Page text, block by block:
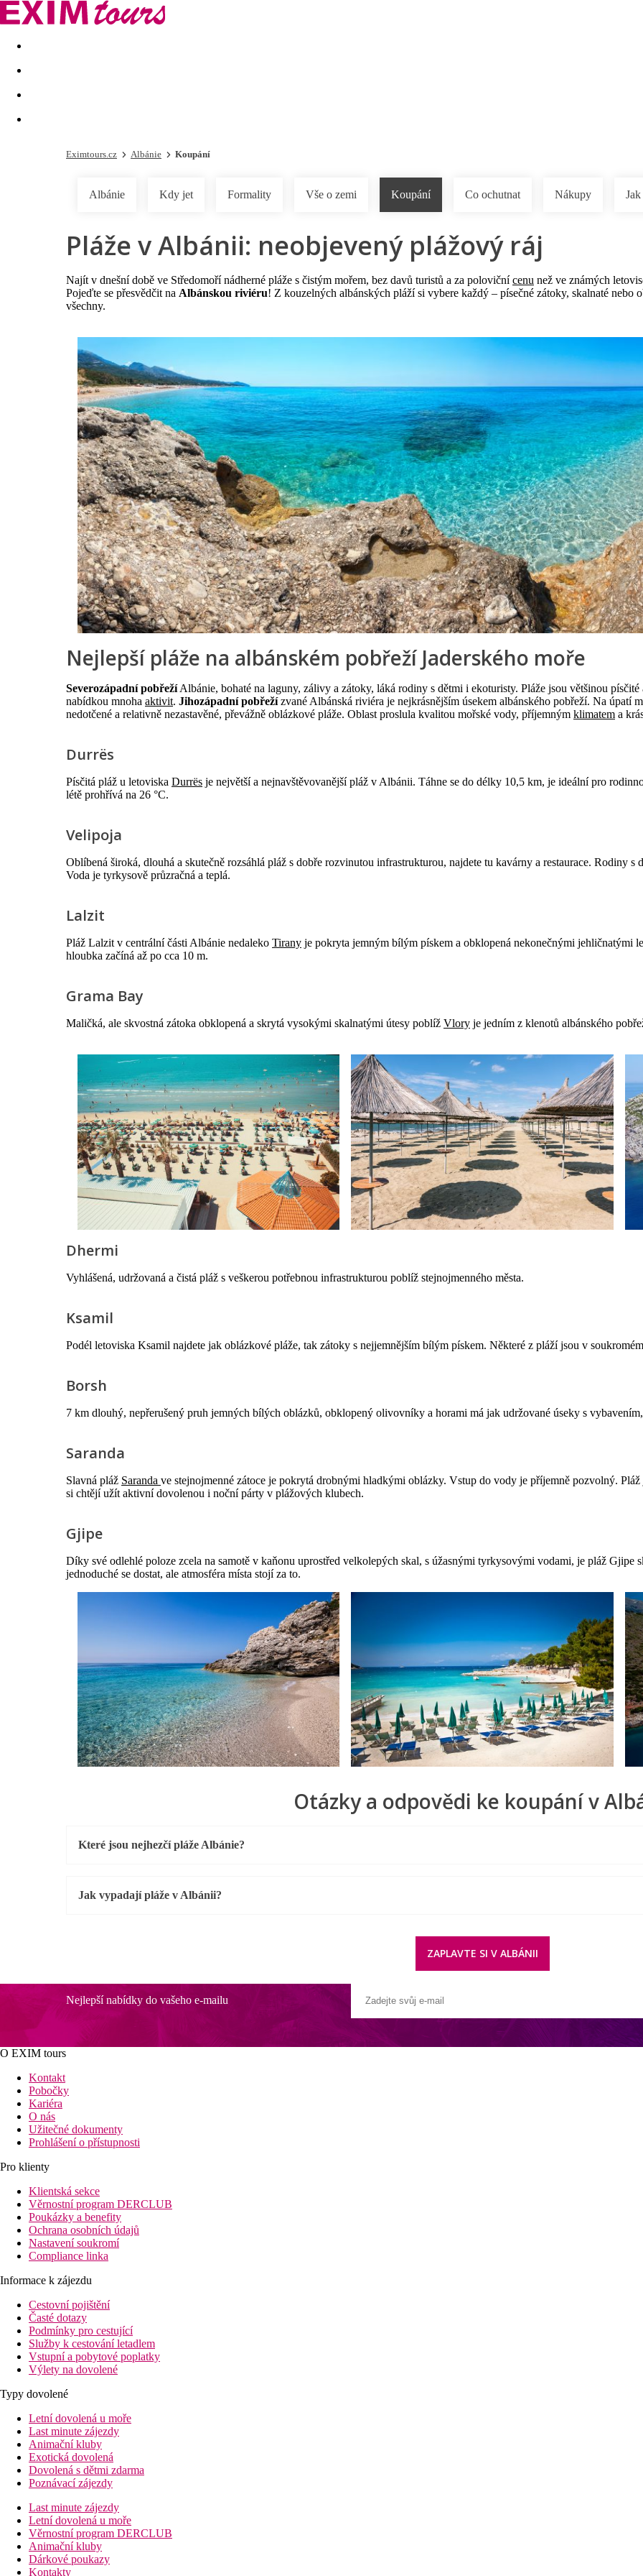
Akční nabídky Last minute
Eximtours.cz Albánie Koupání
Albánie Kdy jet Formality Vše o zemi Koupání Co ochutnat Nákupy
Pláže v Albánii: neobjevený plážový ráj
Najít v dnešní době ve Středomoří nádherné pláže s čistým mořem, bez davů turistů a za polovičnícenu než ve známých
Pojeďte se přesvědčit na Albánskou riviéru! Z kouzelných albánských pláží si vybere každý – písečné zátoky, skalnaté
všechny.
Nejlepší pláže na albánském pobřeží Jaderského moře
Severozápadní pobřežíAlbánie, bohaté na laguny, zálivy a zátoky, láká rodiny s dětmi i ekoturisty. Pláže jsou většinou
nabídkou mnoha aktivit. Jihozápadní pobřežízvané Albánská riviéra je nejkrásnějším úsekem albánského pobřeží. Na úpatí
nedotčené a relativně nezastavěné, převážně oblázkové pláže. Oblast proslula kvalitou mořské vody, příjemným klimatem a
Durrës
Písčitá pláž u letoviska Durrës je největší a nejnavštěvovanější pláž v Albánii. Táhne se do délky 10,5 km, je ideální pro
létě prohřívá na 26 °C.
Velipoja
Oblíbená široká, dlouhá a skutečně rozsáhlá pláž s dobře rozvinutou infrastrukturou, najdete tu kavárny a restaurace. Rodiny
Voda je tyrkysově průzračná a teplá.
Lalzit
Pláž Lalzit v centrální části Albánie nedaleko Tirany je pokryta jemným bílým pískem a obklopená nekonečnými jehličnatými
hloubka začíná až po cca 10 m.
Grama Bay
Maličká, ale skvostná zátoka obklopená a skrytá vysokými skalnatými útesy poblíž Vlory je jedním z klenotů albánského
Dhermi
Vyhlášená, udržovaná a čistá pláž s veškerou potřebnou infrastrukturou poblíž stejnojmenného města.
Ksamil
Podél letoviska Ksamil najdete jak oblázkové pláže, tak zátoky s nejjemnějším bílým pískem. Některé z pláží jsou v
Borsh
7 km dlouhý, nepřerušený pruh jemných bílých oblázků, obklopený olivovníky a horami má jak udržované úseky s
Saranda
Slavná pláž Saranda ve stejnojmenné zátoce je pokrytá drobnými hladkými oblázky. Vstup do vody je příjemně pozvolný.
si chtějí užít aktivní dovolenou i noční párty v plážových klubech.
Gjipe
Díky své odlehlé poloze zcela na samotě v kaňonu uprostřed velkolepých skal, s úžasnými tyrkysovými vodami, je pláž Gjipe
jednoduché se dostat, ale atmosféra místa stojí za to.
Otázky a odpovědi ke koupání v
Které jsou nejhezčí pláže Albánie?
Jak vypadají pláže v Albánii?
ZAPLAVTE SI V ALBÁNII
Nejlepší nabídky do vašeho e-mailu
O EXIM tours
Kontakt
Pobočky
Kariéra
O nás
Užitečné dokumenty
Prohlášení o přístupnosti
Pro klienty
Klientská sekce
Věrnostní program DERCLUB
Poukázky a benefity
Ochrana osobních údajů
Nastavení soukromí
Compliance linka
Informace k zájezdu
Cestovní pojištění
Časté dotazy
Podmínky pro cestující
Služby k cestování letadlem
Vstupní a pobytové poplatky
Výlety na dovolené
Typy dovolené
Letní dovolená u moře
Last minute zájezdy
Animační kluby
Exotická dovolená
Dovolená s dětmi zdarma
Poznávací zájezdy
Last minute zájezdy
Letní dovolená u moře
Věrnostní program DERCLUB
Animační kluby
Dárkové poukazy
Kontakty